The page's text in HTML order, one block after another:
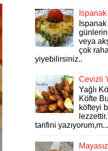
veya
çok
yiyebilirsiniz..
Cevizli
Yağlı
Köfte
köfteyi
tarifini yazıyorum,m...